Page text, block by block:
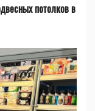
потолков в